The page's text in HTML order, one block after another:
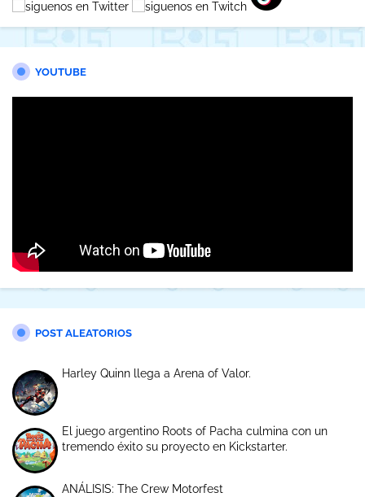
YOUTUBE
POST ALEATORIOS
Harley Quinn llega a Arena of Valor.
El juego argentino Roots of Pacha culmina con un
tremendo éxito su proyecto en Kickstarter.
ANÁLISIS: The Crew Motorfest